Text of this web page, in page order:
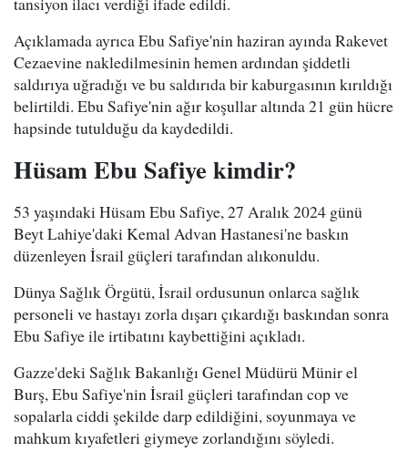
Açıklamada ayrıca Ebu Safiye'nin haziran ayında Rakevet
Cezaevine nakledilmesinin hemen ardından şiddetli
saldırıya uğradığı ve bu saldırıda bir kaburgasının kırıldığı
belirtildi. Ebu Safiye'nin ağır koşullar altında 21 gün hücre
hapsinde tutulduğu da kaydedildi.
Hüsam Ebu Safiye kimdir?
53 yaşındaki Hüsam Ebu Safiye, 27 Aralık 2024 günü
Beyt Lahiye'daki Kemal Advan Hastanesi'ne baskın
düzenleyen İsrail güçleri tarafından alıkonuldu.
Dünya Sağlık Örgütü, İsrail ordusunun onlarca sağlık
personeli ve hastayı zorla dışarı çıkardığı baskından sonra
Ebu Safiye ile irtibatını kaybettiğini açıkladı.
Gazze'deki Sağlık Bakanlığı Genel Müdürü Münir el
Burş, Ebu Safiye'nin İsrail güçleri tarafından cop ve
sopalarla ciddi şekilde darp edildiğini, soyunmaya ve
mahkum kıyafetleri giymeye zorlandığını söyledi.